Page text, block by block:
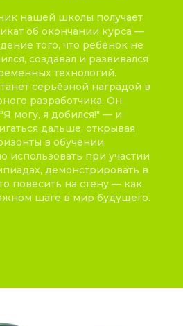
нашей школы получает
об окончании курса —
того, что ребёнок не
создавал и развивался
технологий.
серьёзной наградой в
разработчика. Он
могу, я добился!" — и
дальше, открывая
в обучении.
использовать при участии
демонстрировать в
повесить на стену — как
шаге в мир будущего.